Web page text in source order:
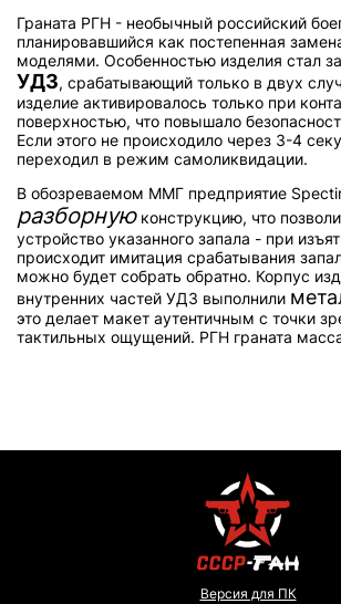
Граната РГН - необычный российский
планировавшийся как постепенная
моделями. Особенностью изделия стал
УДЗ, срабатывающий только в двух
изделие активировалось только при
поверхностью, что повышало
Если этого не происходило через 3-4
переходил в режим самоликвидации.
В обозреваемом ММГ предприятие
разборнуюконструкцию, что
устройство указанного запала - при
происходит имитация срабатывания
можно будет собрать обратно. Корпус
внутренних частей УДЗ выполнили
это делает макет аутентичным с точки
тактильных ощущений. РГН граната
Версия для ПК